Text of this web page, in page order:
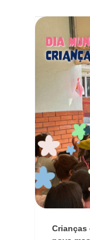
Crianças